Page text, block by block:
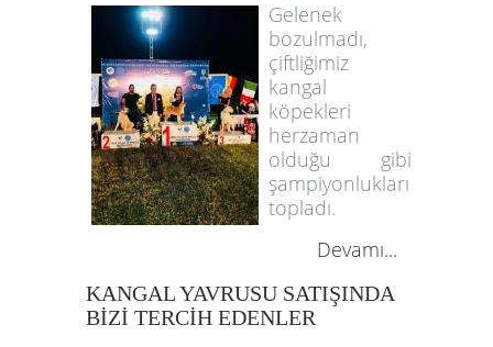
Gelenek
bozulmadı,
çiftliğimiz
kangal
köpekleri
herzaman
olduğu gibi
şampiyonlukları
topladı.
Devamı...
KANGAL YAVRUSU SATIŞINDA
BİZİ TERCİH EDENLER